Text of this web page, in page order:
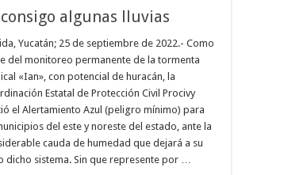
algunas lluvias
Yucatán; 25 de septiembre de 2022.- Como
del monitoreo permanente de la tormenta
«Ian», con potencial de huracán, la
Estatal de Protección Civil Procivy
el Alertamiento Azul (peligro mínimo) para
del este y noreste del estado, ante la
cauda de humedad que dejará a su
dicho sistema. Sin que represente por …